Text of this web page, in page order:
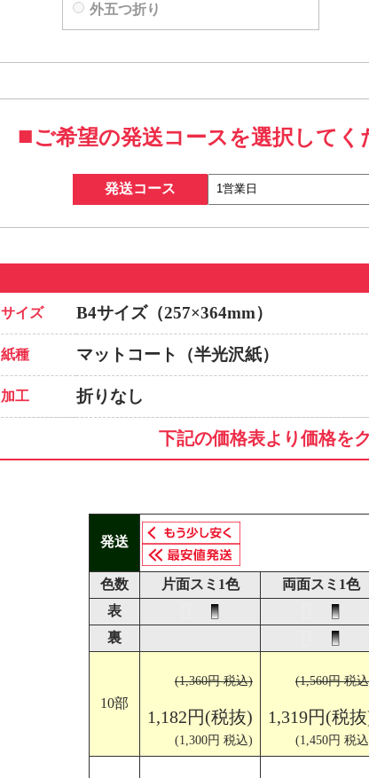
外五つ折り
ご希望の発送コースを選択してく
発送コース
サイズ B4サイズ（257×364mm）
紙種 マットコート（半光沢紙）
加工 折りなし
下記の価格表より価格を
発送
色数 片面スミ1色 両面スミ1色
表
裏
10部
(1,360円 税込)
1,182円(税抜)
(1,300円 税込)
(1,560円 税
1,319円(税
(1,450円 税